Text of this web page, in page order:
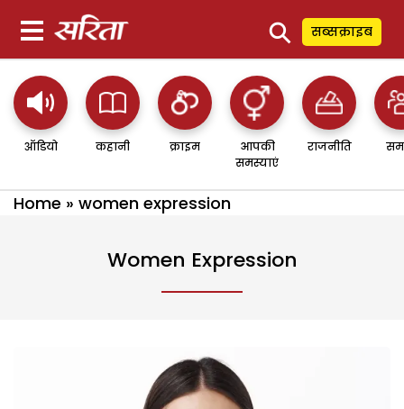
⚲ सब्सक्राइब
ऑडियो कहानी क्राइम
आपकी
समस्याएं
राजनीति
Home » women expression
Women Expression